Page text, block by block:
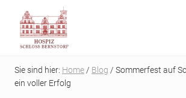
Menu
main
primary
auf
der
Sie sind hier: Home / Blog / Sommerfest auf
ein voller Erfolg